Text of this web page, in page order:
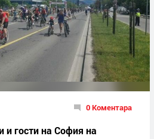
0 Коментара
и гости на София на